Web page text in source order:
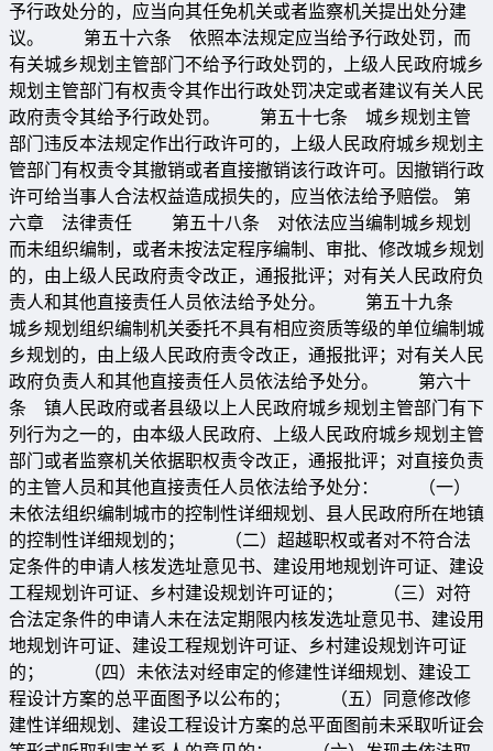
予行政处分的，应当向其任免机关或者监察机关提出处分建
议。 第五十六条 依照本法规定应当给予行政处罚，而
有关城乡规划主管部门不给予行政处罚的，上级人民政府城乡
规划主管部门有权责令其作出行政处罚决定或者建议有关人民
政府责令其给予行政处罚。 第五十七条 城乡规划主管
部门违反本法规定作出行政许可的，上级人民政府城乡规划主
管部门有权责令其撤销或者直接撤销该行政许可。因撤销行政
许可给当事人合法权益造成损失的，应当依法给予赔偿。 第
六章 法律责任 第五十八条 对依法应当编制城乡规划
而未组织编制，或者未按法定程序编制、审批、修改城乡规划
的，由上级人民政府责令改正，通报批评；对有关人民政府负
责人和其他直接责任人员依法给予处分。 第五十九条
城乡规划组织编制机关委托不具有相应资质等级的单位编制城
乡规划的，由上级人民政府责令改正，通报批评；对有关人民
政府负责人和其他直接责任人员依法给予处分。 第六十
条 镇人民政府或者县级以上人民政府城乡规划主管部门有下
列行为之一的，由本级人民政府、上级人民政府城乡规划主管
部门或者监察机关依据职权责令改正，通报批评；对直接负责
的主管人员和其他直接责任人员依法给予处分： （一）
未依法组织编制城市的控制性详细规划、县人民政府所在地镇
的控制性详细规划的； （二）超越职权或者对不符合法
定条件的申请人核发选址意见书、建设用地规划许可证、建设
工程规划许可证、乡村建设规划许可证的； （三）对符
合法定条件的申请人未在法定期限内核发选址意见书、建设用
地规划许可证、建设工程规划许可证、乡村建设规划许可证
的； （四）未依法对经审定的修建性详细规划、建设工
程设计方案的总平面图予以公布的； （五）同意修改修
建性详细规划、建设工程设计方案的总平面图前未采取听证会